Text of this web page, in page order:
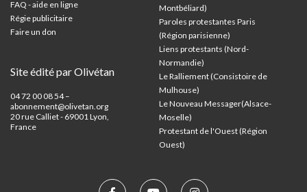
FAQ - aide en ligne
Régie publicitaire
Faire un don
Site édité par Olivétan
04 72 00 08 54 –
abonnement@olivetan.org
20 rue Calliet - 69001 Lyon,
France
Montbéliard)
Paroles protestantes Paris
(Région parisienne)
Liens protestants (Nord-
Normandie)
Le Ralliement (Consistoire de
Mulhouse)
Le Nouveau Messager(Alsace-
Moselle)
Protestant de l'Ouest (Région
Ouest)